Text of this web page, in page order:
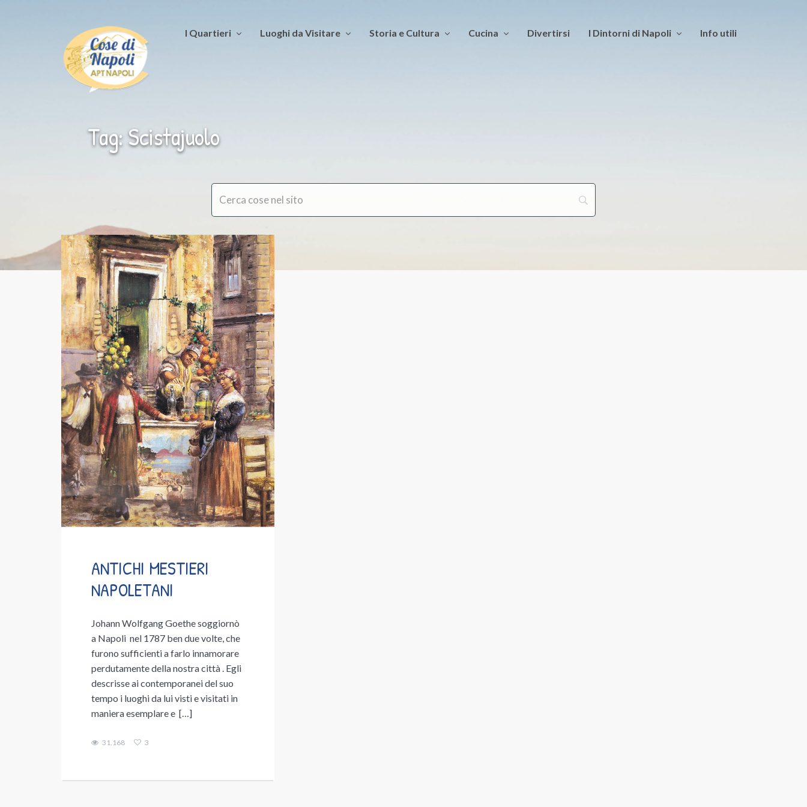
I Quartieri Luoghi da Visitare Storia e Cultura Cucina Divertirsi I Dintorni di Napoli Info utili
Tag: Scistajuolo
ANTICHI MESTIERI
NAPOLETANI
Johann Wolfgang Goethe soggiornò
a Napoli nel 1787 ben due volte, che
furono sufficienti a farlo innamorare
perdutamente della nostra città . Egli
descrisse ai contemporanei del suo
tempo i luoghi da lui visti e visitati in
maniera esemplare e […]
31.168 3